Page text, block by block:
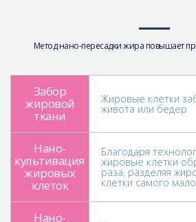
Метод нано-пересадки жира повышает
Забор
жировой
ткани
Жировые клетки
живота или бедер
Нано-
культивация
жировых
клеток
Благодаря
жировые клетки
раза, разделяя
клетки самого
Нано-